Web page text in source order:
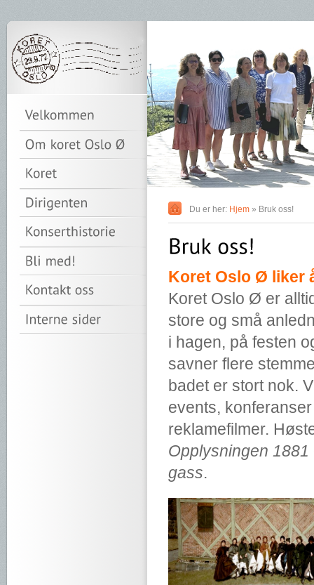
Du er her: Hjem » Bruk oss!
Koret Oslo Ø liker
Koret Oslo Ø er
store og små
i hagen, på festen
savner flere
badet er stort nok.
events,
reklamefilmer.
Opplysningen 1881
gass.